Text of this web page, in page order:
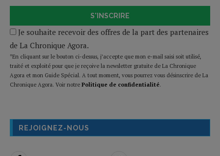
S'INSCRIRE
Je souhaite recevoir des offres de la part des partenaires
de La Chronique Agora.
*En cliquant sur le bouton ci-dessus, j’accepte que mon e-mail saisi soit utilisé,
traité et exploité pour que je reçoive la newsletter gratuite de La Chronique
Agora et mon Guide Spécial. A tout moment, vous pourrez vous désinscrire de La
Chronique Agora. Voir notre Politique de confidentialité.
REJOIGNEZ-NOUS